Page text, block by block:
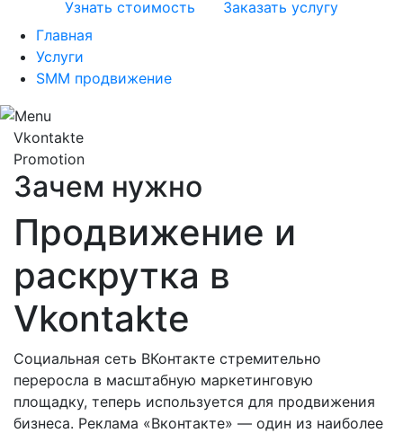
Узнать стоимость
Заказать услугу
Главная
Услуги
SMM продвижение
Vkontakte
Promotion
Зачем нужно
Продвижение и
раскрутка в
Vkontakte
Социальная сеть ВКонтакте стремительно
переросла в масштабную маркетинговую
площадку, теперь используется для продвижения
бизнеса. Реклама «Вконтакте» — один из наиболее